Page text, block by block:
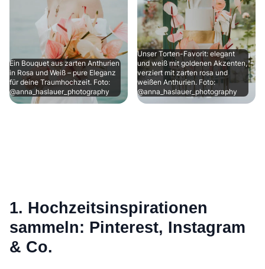
Ein Bouquet aus zarten Anthurien
in Rosa und Weiß – pure Eleganz
für deine Traumhochzeit. Foto:
@anna_haslauer_photography
Unser Torten-Favorit: elegant
und weiß mit goldenen Akzenten,
verziert mit zarten rosa und
weißen Anthurien. Foto:
@anna_haslauer_photography
1. Hochzeitsinspirationen
sammeln: Pinterest, Instagram
& Co.